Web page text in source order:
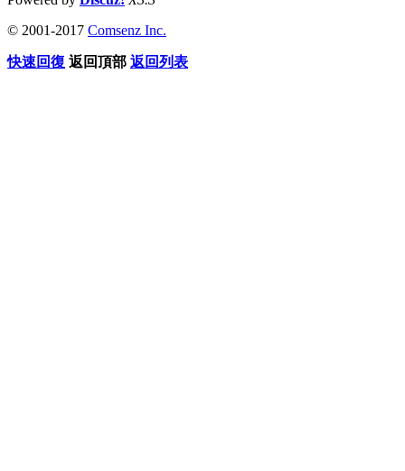
© 2001-2017 Comsenz Inc.
快速回復 返回頂部 返回列表